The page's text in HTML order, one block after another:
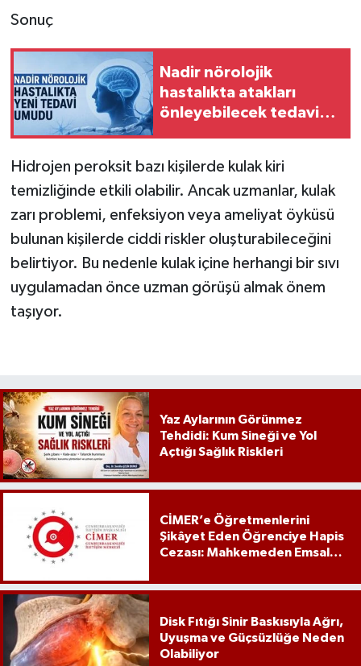
Sonuç
Nadir nörolojik
hastalıkta atakları
önleyebilecek tedavi
Hidrojen peroksit bazı kişilerde kulak kiri
temizliğinde etkili olabilir. Ancak uzmanlar, kulak
zarı problemi, enfeksiyon veya ameliyat öyküsü
bulunan kişilerde ciddi riskler oluşturabileceğini
belirtiyor. Bu nedenle kulak içine herhangi bir sıvı
uygulamadan önce uzman görüşü almak önem
taşıyor.
Yaz Aylarının Görünmez
Tehdidi: Kum Sineği ve Yol
Açtığı Sağlık Riskleri
CİMER’e Öğretmenlerini
Şikâyet Eden Öğrenciye Hapis
Cezası: Mahkemeden Emsal
Disk Fıtığı Sinir Baskısıyla Ağrı,
Uyuşma ve Güçsüzlüğe Neden
Olabiliyor